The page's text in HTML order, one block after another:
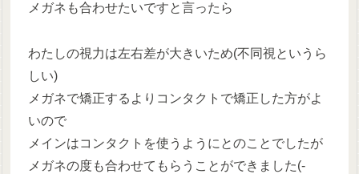
メガネも合わせたいですと言ったら
わたしの視力は左右差が大きいため(不同視というら
しい)
メガネで矯正するよりコンタクトで矯正した方がよ
いので
メインはコンタクトを使うようにとのことでしたが
メガネの度も合わせてもらうことができました(-